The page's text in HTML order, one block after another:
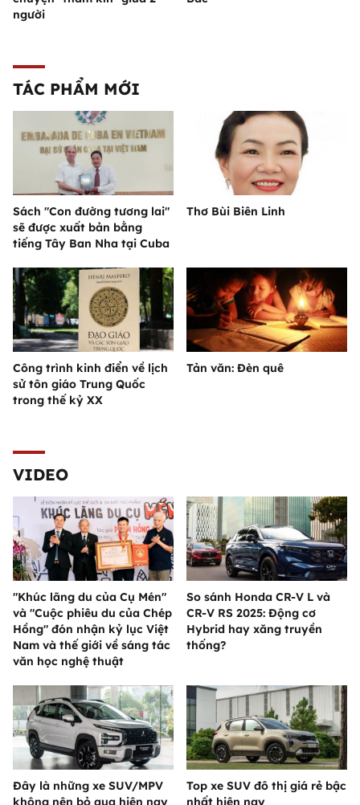
người
TÁC PHẨM MỚI
Sách "Con đường tương lai"
sẽ được xuất bản bằng
tiếng Tây Ban Nha tại Cuba
Thơ Bùi Biên Linh
Công trình kinh điển về lịch
sử tôn giáo Trung Quốc
trong thế kỷ XX
Tản văn: Đèn quê
VIDEO
"Khúc lãng du của Cụ Mén"
và "Cuộc phiêu du của Chép
Hồng" đón nhận kỷ lục Việt
Nam và thế giới về sáng tác
văn học nghệ thuật
So sánh Honda CR-V L và
CR-V RS 2025: Động cơ
Hybrid hay xăng truyền
thống?
Đây là những xe SUV/MPV
không nên bỏ qua hiện nay
Top xe SUV đô thị giá rẻ bậc
nhất hiện nay